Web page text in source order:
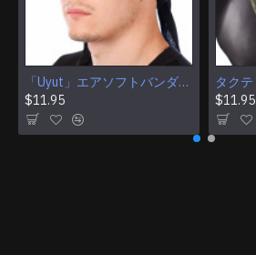
「Uyut」エアソフトバンダナ多目的カモフラージュタクティカルフェイスマスク
$11.95
$11.95